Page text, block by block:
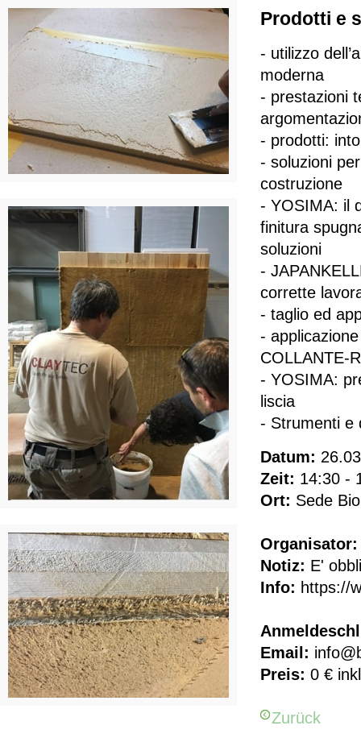
Prodotti e
- utilizzo
moderna
- prestazioni
- prodotti:
- soluzioni
costruzione
- YOSIMA: il
finitura
soluzioni
-
corrette
- taglio ed
-
COLLANTE-
- YOSIMA:
liscia
- Strumenti e
Datum:
Zeit: 14:30 -
Ort: Sede
Organisator:
Notiz: E'
Info: https://
Email:
Preis: 0 €
Zurück